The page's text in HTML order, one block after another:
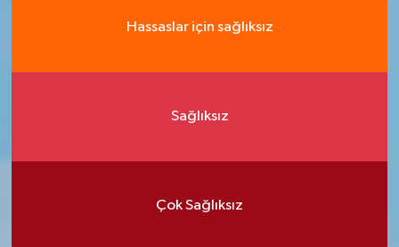
Hassaslar için sağlıksız
Sağlıksız
Çok Sağlıksız